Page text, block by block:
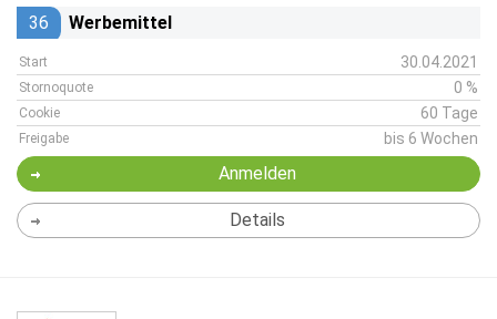
36 Werbemittel
Start 30.04.2021
Stornoquote 0 %
Cookie 60 Tage
Freigabe bis 6 Wochen
Anmelden
Details